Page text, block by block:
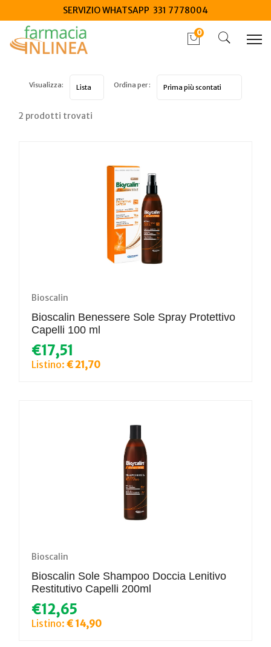
SERVIZIO WHATSAPP 331 7778004
0
2 prodotti trovati
Visualizza: Ordina per :
Bioscalin
Bioscalin Benessere Sole Spray Protettivo
Capelli 100 ml
€17,51
Listino: € 21,70
Bioscalin
Bioscalin Sole Shampoo Doccia Lenitivo
Restitutivo Capelli 200ml
€12,65
Listino: € 14,90